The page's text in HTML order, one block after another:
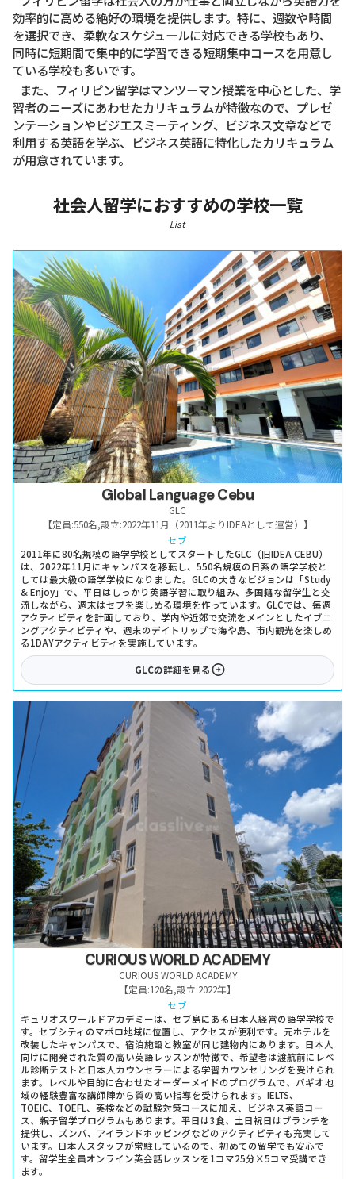
効率的に高める絶好の環境を提供します。特に、週数や時間
を選択でき、柔軟なスケジュールに対応できる学校もあり、
同時に短期間で集中的に学習できる短期集中コースを用意し
ている学校も多いです。
また、フィリピン留学はマンツーマン授業を中心とした、学
習者のニーズにあわせたカリキュラムが特徴なので、プレゼ
ンテーションやビジエスミーティング、ビジネス文章などで
利用する英語を学ぶ、ビジネス英語に特化したカリキュラム
が用意されています。
社会人留学におすすめの学校一覧
List
Global Language Cebu
GLC
【定員:550名,設立:2022年11月（2011年よりIDEAとして運営） 】
セブ
2011年に80名規模の語学学校としてスタートしたGLC（旧IDEA CEBU）
は、2022年11月にキャンパスを移転し、550名規模の日系の語学学校と
しては最大級の語学学校になりました。GLCの大きなビジョンは「Study
& Enjoy」で、平日はしっかり英語学習に取り組み、多国籍な留学生と交
流しながら、週末はセブを楽しめる環境を作っています。GLCでは、毎週
アクティビティを計画しており、学内や近郊で交流をメインとしたイブニ
ングアクティビティや、週末のデイトリップで海や島、市内観光を楽しめ
る1DAYアクティビティを実施しています。
GLCの詳細を見る
CURIOUS WORLD ACADEMY
CURIOUS WORLD ACADEMY
【定員:120名,設立:2022年】
セブ
キュリオスワールドアカデミーは、セブ島にある日本人経営の語学学校で
す。セブシティのマボロ地域に位置し、アクセスが便利です。元ホテルを
改装したキャンパスで、宿泊施設と教室が同じ建物内にあります。日本人
向けに開発された質の高い英語レッスンが特徴で、希望者は渡航前にレベ
ル診断テストと日本人カウンセラーによる学習カウンセリングを受けられ
ます。レベルや目的に合わせたオーダーメイドのプログラムで、バギオ地
域の経験豊富な講師陣から質の高い指導を受けられます。IELTS、
TOEIC、TOEFL、英検などの試験対策コースに加え、ビジネス英語コー
ス、親子留学プログラムもあります。平日は3食、土日祝日はブランチを
提供し、ズンバ、アイランドホッピングなどのアクティビティも充実して
います。日本人スタッフが常駐しているので、初めての留学でも安心で
す。留学生全員オンライン英会話レッスンを1コマ25分×5コマ受講でき
ます。